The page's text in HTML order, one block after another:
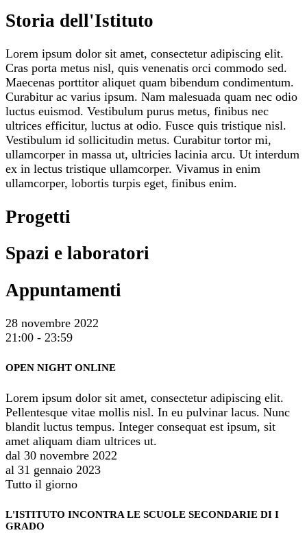
Storia dell'Istituto
Lorem ipsum dolor sit amet, consectetur adipiscing elit.
Cras porta metus nisl, quis venenatis orci commodo sed.
Maecenas porttitor aliquet quam bibendum condimentum.
Curabitur ac varius ipsum. Nam malesuada quam nec odio
luctus euismod. Vestibulum purus metus, finibus nec
ultrices efficitur, luctus at odio. Fusce quis tristique nisl.
Vestibulum id sollicitudin metus. Curabitur tortor mi,
ullamcorper in massa ut, ultricies lacinia arcu. Ut interdum
ex in lectus tristique ullamcorper. Vivamus in enim
ullamcorper, lobortis turpis eget, finibus enim.
Progetti
Spazi e laboratori
Appuntamenti
28 novembre 2022
21:00 - 23:59
OPEN NIGHT ONLINE
Lorem ipsum dolor sit amet, consectetur adipiscing elit.
Pellentesque vitae mollis nisl. In eu pulvinar lacus. Nunc
blandit luctus tempus. Integer consequat est ipsum, sit
amet aliquam diam ultrices ut.
dal 30 novembre 2022
al 31 gennaio 2023
Tutto il giorno
L'ISTITUTO INCONTRA LE SCUOLE SECONDARIE DI I
GRADO